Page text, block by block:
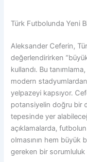
Türk Futbolunda Yeni
Aleksander Ceferin,
değerlendirirken
kullandı. Bu
modern
yelpazeyi kapsıyor.
potansiyelin doğru bir
tepesinde yer
açıklamalarda,
olmasının hem büyük
gereken bir sorumluluk